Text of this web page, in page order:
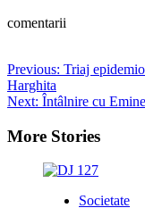
comentarii
Post
navigation
Previous: Triaj
Harghita
Next: Întâlnire cu
More Stories
Societate